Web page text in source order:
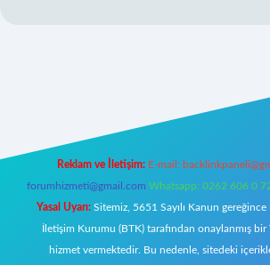
Reklam ve İletişim: E-mail:
forumhizmeti@gmail.com Whatsapp: 0262 606 0
Yasal Uyarı: Sitemiz, 5651 Sayılı Kanun
İletişim Kurumu (BTK) tarafından onaylanmış bir
hizmet vermektedir. Bu nedenle, sitedeki